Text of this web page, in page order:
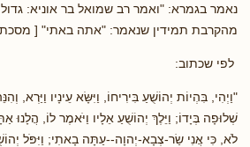
נאמר בגמרא: "ואמר רב שמואל בר אוניא:
מהקרבת תמידין שנאמר: "אתה באתי" [ מסכת
לפי שכתוב:
"וַיְהִי, בִּהְיוֹת יְהוֹשֻׁעַ בִּירִיחוֹ, וַיִּשָּׂא עֵינָיו וַיַּרְא,
שְׁלוּפָה בְּיָדוֹ; וַיֵּלֶךְ יְהוֹשֻׁעַ אֵלָיו וַיֹּאמֶר לוֹ, הֲלָנוּ
לֹא, כִּי אֲנִי שַׂר-צְבָא-יְהוָה--עַתָּה בָאתִי; וַיִּפֹּל